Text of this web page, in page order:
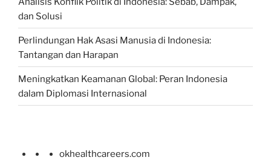
dan Solusi
Perlindungan Hak Asasi Manusia di Indonesia:
Tantangan dan Harapan
Meningkatkan Keamanan Global: Peran Indonesia
dalam Diplomasi Internasional
okhealthcareers.com